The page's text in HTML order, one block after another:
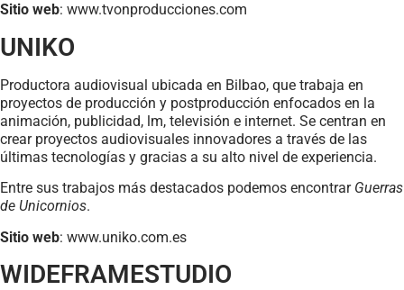
Sitio web: www.tvonproducciones.com
UNIKO
Productora audiovisual ubicada en Bilbao, que trabaja en
proyectos de producción y postproducción enfocados en la
animación, publicidad, lm, televisión e internet. Se centran en
crear proyectos audiovisuales innovadores a través de las
últimas tecnologías y gracias a su alto nivel de experiencia.
Entre sus trabajos más destacados podemos encontrar Guerras
de Unicornios.
Sitio web: www.uniko.com.es
WIDEFRAMESTUDIO